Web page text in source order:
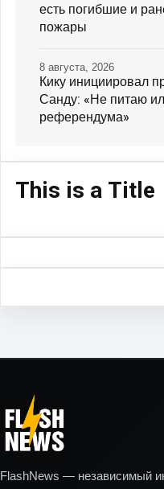
есть погибшие и
пожары
Кику инициировал
Санду: «Не питаю
референдума»
8 августа, 2026
This is a Title
FlashNews — независимый